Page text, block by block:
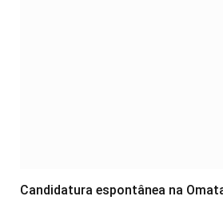
Candidatura espontânea na